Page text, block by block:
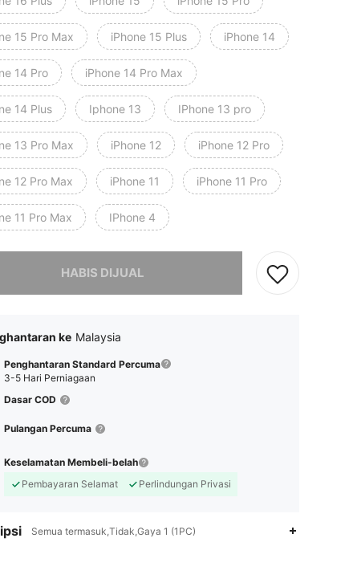
15 Pro Max iPhone 15 Plus iPhone 14
14 Pro iPhone 14 Pro Max
14 Plus Iphone 13 IPhone 13 pro
13 Pro Max iPhone 12 iPhone 12 Pro
12 Pro Max iPhone 11 iPhone 11 Pro
11 Pro Max IPhone 4
HABIS DIJUAL
ke Malaysia
Penghantaran Standard Percuma
3-5 Hari Perniagaan
Dasar COD
Pulangan Percuma
Keselamatan Membeli-belah
Pembayaran Selamat
Perlindungan Privasi
Semua termasuk,Tidak,Gaya 1 (1PC)